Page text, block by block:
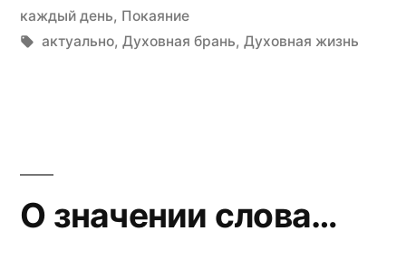
in
каждый день, Покаяние
Tags:
актуально, Духовная брань, Духовная жизнь
О значении слова…